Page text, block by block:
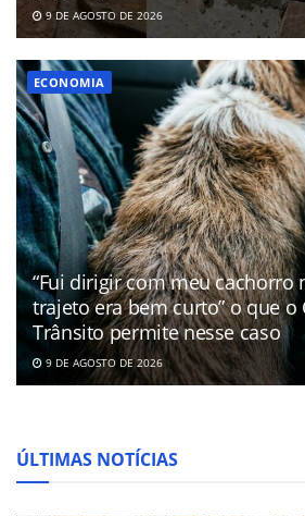
9 DE AGOSTO DE 2026
ECONOMIA
“Fui dirigir com meu cachorro
trajeto era bem curto” o que o
Trânsito permite nesse caso
9 DE AGOSTO DE 2026
ÚLTIMAS NOTÍCIAS